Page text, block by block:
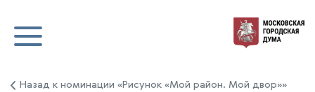
Назад к номинации «Рисунок «Мой район. Мой двор»»